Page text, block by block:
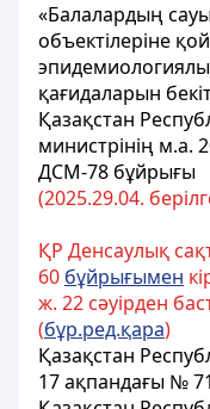
«Балалардың
объектілеріне
қағидаларын
Қазақстан
министрінің
ДСМ-78 бұйрығы
(2025.29.04.
ҚР Денсаулық
60 бұйрығымен
ж. 22 сәуірден
(бұр.ред.қара)
Қазақстан
17 ақпандағы №